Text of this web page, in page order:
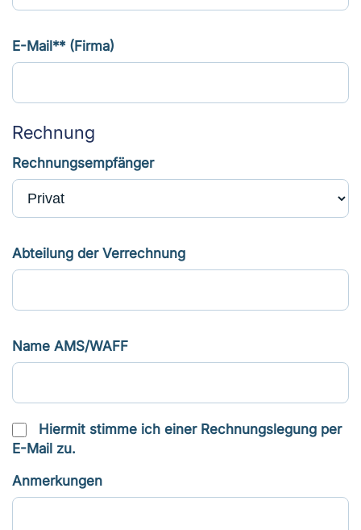
E-Mail** (Firma)
Rechnung
Rechnungsempfänger
Abteilung der Verrechnung
Name AMS/WAFF
Hiermit stimme ich einer Rechnungslegung per
E-Mail zu.
Anmerkungen